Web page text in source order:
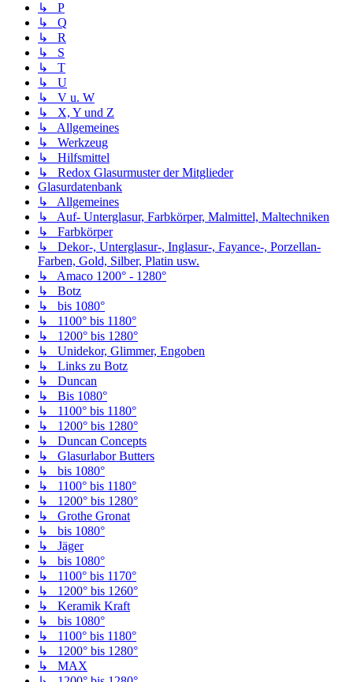
↳ P
↳ Q
↳ R
↳ S
↳ T
↳ U
↳ V u. W
↳ X, Y und Z
↳ Allgemeines
↳ Werkzeug
↳ Hilfsmittel
↳ Redox Glasurmuster der Mitglieder
Glasurdatenbank
↳ Allgemeines
↳ Auf- Unterglasur, Farbkörper, Malmittel, Maltechniken
↳ Farbkörper
↳ Dekor-, Unterglasur-, Inglasur-, Fayance-, Porzellan-
Farben, Gold, Silber, Platin usw.
↳ Amaco 1200° - 1280°
↳ Botz
↳ bis 1080°
↳ 1100° bis 1180°
↳ 1200° bis 1280°
↳ Unidekor, Glimmer, Engoben
↳ Links zu Botz
↳ Duncan
↳ Bis 1080°
↳ 1100° bis 1180°
↳ 1200° bis 1280°
↳ Duncan Concepts
↳ Glasurlabor Butters
↳ bis 1080°
↳ 1100° bis 1180°
↳ 1200° bis 1280°
↳ Grothe Gronat
↳ bis 1080°
↳ Jäger
↳ bis 1080°
↳ 1100° bis 1170°
↳ 1200° bis 1260°
↳ Keramik Kraft
↳ bis 1080°
↳ 1100° bis 1180°
↳ 1200° bis 1280°
↳ MAX